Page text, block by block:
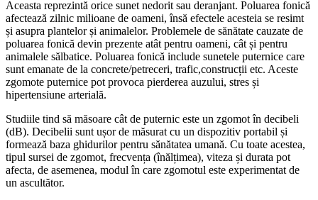
Aceasta reprezintă orice sunet nedorit sau deranjant. Poluarea fonică
afectează zilnic milioane de oameni, însă efectele acesteia se resimt
și asupra plantelor și animalelor. Problemele de sănătate cauzate de
poluarea fonică devin prezente atât pentru oameni, cât și pentru
animalele sălbatice. Poluarea fonică include sunetele puternice care
sunt emanate de la concrete/petreceri, trafic,construcții etc. Aceste
zgomote puternice pot provoca pierderea auzului, stres și
hipertensiune arterială.
Studiile tind să măsoare cât de puternic este un zgomot în decibeli
(dB). Decibelii sunt ușor de măsurat cu un dispozitiv portabil și
formează baza ghidurilor pentru sănătatea umană. Cu toate acestea,
tipul sursei de zgomot, frecvența (înălțimea), viteza și durata pot
afecta, de asemenea, modul în care zgomotul este experimentat de
un ascultător.